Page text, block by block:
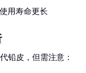
用寿命更长
铅皮，但需注意：